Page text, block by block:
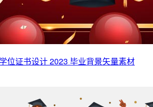
位证书设计 2023 毕业背景矢量素材